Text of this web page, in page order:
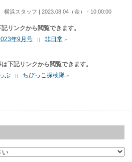
横浜スタッフ | 2023.08.04（金） - 10:00:00
リンクから閲覧できます。
年9月号 || 非日常 »
下記リンクから閲覧できます。
ぷ || ちびっこ探検隊 »